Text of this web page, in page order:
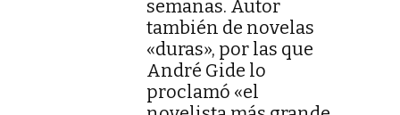
semanas. Autor
también de novelas
«duras», por las que
André Gide lo
proclamó «el